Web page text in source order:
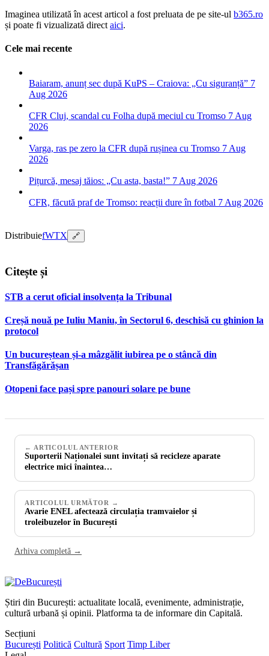
Imaginea utilizată în acest articol a fost preluata de pe site-ul b365.ro
și poate fi vizualizată direct aici.
Cele mai recente
Baiaram, anunț sec după KuPS – Craiova: „Cu siguranță” 7
Aug 2026
CFR Cluj, scandal cu Folha după meciul cu Tromso 7 Aug
2026
Varga, ras pe zero la CFR după rușinea cu Tromso 7 Aug
2026
Pițurcă, mesaj tăios: „Cu asta, basta!” 7 Aug 2026
CFR, făcută praf de Tromso: reacții dure în fotbal 7 Aug 2026
DistribuiefWTX 🔗
Citește și
STB a cerut oficial insolvența la Tribunal
Creșă nouă pe Iuliu Maniu, în Sectorul 6, deschisă cu ghinion la
protocol
Un bucureștean și-a mâzgălit iubirea pe o stâncă din
Transfăgărășan
Otopeni face pași spre panouri solare pe bune
← ARTICOLUL ANTERIOR
Suporterii Naționalei sunt invitați să recicleze aparate
electrice mici înaintea…
ARTICOLUL URMĂTOR →
Avarie ENEL afectează circulația tramvaielor și
troleibuzelor în București
Arhiva completă →
Știri din București: actualitate locală, evenimente, administrație,
cultură urbană și opinii. Platforma ta de informare din Capitală.
Secțiuni
București Politică Cultură Sport Timp Liber